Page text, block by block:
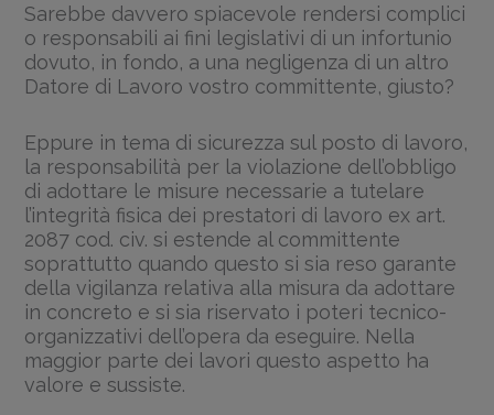
Sarebbe davvero spiacevole rendersi complici
o responsabili ai fini legislativi di un infortunio
dovuto, in fondo, a una negligenza di un altro
Datore di Lavoro vostro committente, giusto?
Eppure in tema di sicurezza sul posto di lavoro,
la responsabilità per la violazione dell’obbligo
di adottare le misure necessarie a tutelare
l’integrità fisica dei prestatori di lavoro ex art.
2087 cod. civ. si estende al committente
soprattutto quando questo si sia reso garante
della vigilanza relativa alla misura da adottare
in concreto e si sia riservato i poteri tecnico-
organizzativi dell’opera da eseguire. Nella
maggior parte dei lavori questo aspetto ha
valore e sussiste.